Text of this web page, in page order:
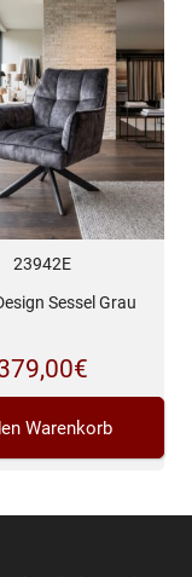
23942E
Sessel Grau
€
Warenkorb